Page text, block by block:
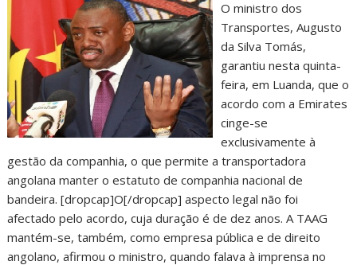
O ministro dos
Transportes, Augusto
da Silva Tomás,
garantiu nesta quinta-
feira, em Luanda, que o
acordo com a Emirates
cinge-se
exclusivamente à
gestão da companhia, o que permite a transportadora
angolana manter o estatuto de companhia nacional de
bandeira. [dropcap]O[/dropcap] aspecto legal não foi
afectado pelo acordo, cuja duração é de dez anos. A TAAG
mantém-se, também, como empresa pública e de direito
angolano, afirmou o ministro, quando falava à imprensa no